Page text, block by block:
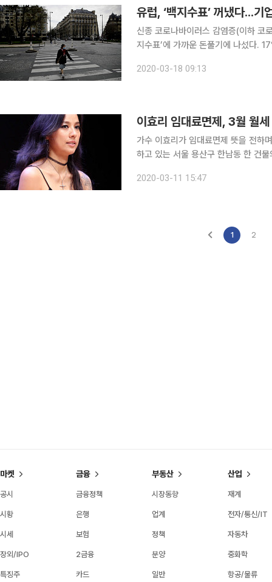
유럽, ‘백지수표’ 꺼냈다...기
신종 코로나바이러스 감염증(이하 코
지수표’에 가까운 돈풀기에 나섰다. 17일(현지시간) CNN에 따르면 유럽 주요국 정부들이 코로나
포문을 열었다. 대출을 포함해, 세금
2020-03-18 09:13
가수 이효리가 임대료면제 뜻을 전하며, 착한 임대
하고 있는 서울 용산구 한남동 한 건
좋고 여러 가지로 힘든 시기인데 이효
2020-03-11 15:47
1 2
마켓
공시
시황
시세
장외/IPO
특징주
금융
금융정책
은행
보험
2금융
카드
부동산
시장동향
업계
정책
분양
일반
산업
재계
전자/통신/IT
자동차
중화학
항공/물류